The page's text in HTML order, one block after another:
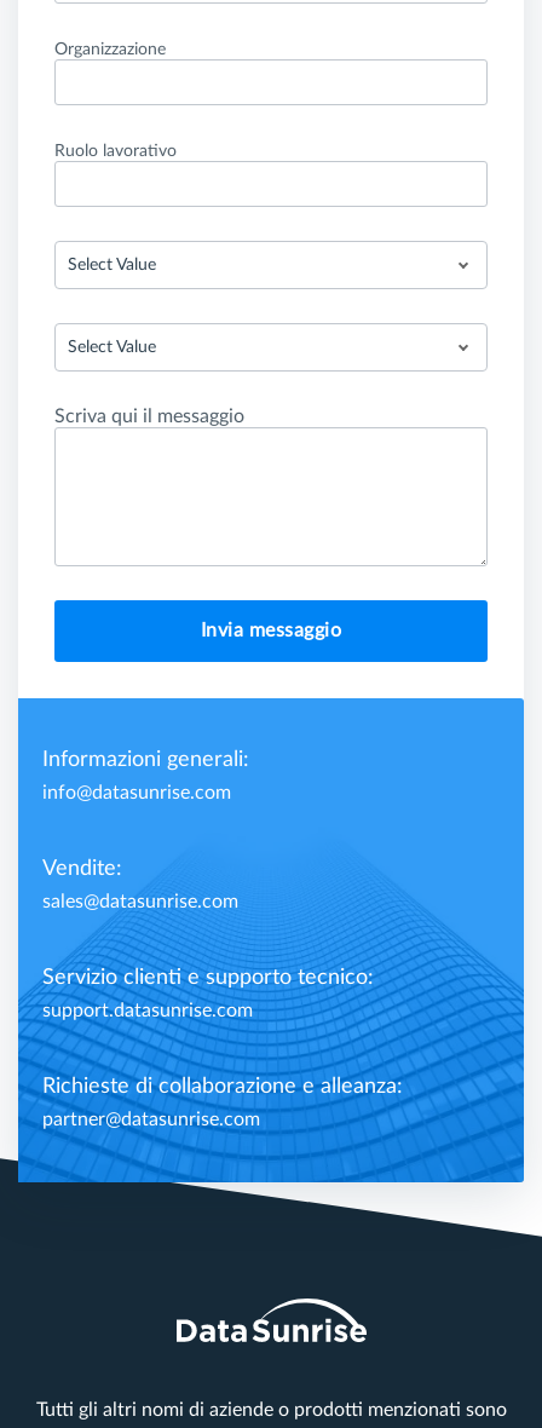
Organizzazione
Ruolo lavorativo
Select Value
Select Value
Scriva qui il messaggio
Invia messaggio
Informazioni generali:
info@datasunrise.com
Vendite:
sales@datasunrise.com
Servizio clienti e supporto tecnico:
support.datasunrise.com
Richieste di collaborazione e alleanza:
partner@datasunrise.com
Tutti gli altri nomi di aziende o prodotti menzionati sono